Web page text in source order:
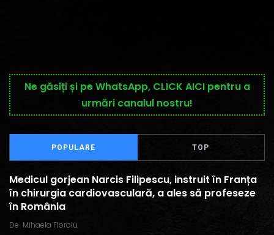
Ne găsiți și pe WhatsApp, CLICK AICI pentru a
urmări canalul nostru!
POPULARE TOP
Medicul gorjean Narcis Filipescu, instruit în Franța
în chirurgia cardiovasculară, a ales să profeseze
în România
De Mihaela Floroiu